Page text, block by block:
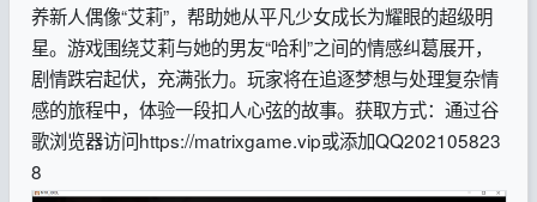
养新人偶像“艾莉”，帮助她从平凡少女成长为耀眼的超级明
星。游戏围绕艾莉与她的男友“哈利”之间的情感纠葛展开，
剧情跌宕起伏，充满张力。玩家将在追逐梦想与处理复杂情
感的旅程中，体验一段扣人心弦的故事。获取方式：通过谷
歌浏览器访问https://matrixgame.vip或添加QQ202105823
8